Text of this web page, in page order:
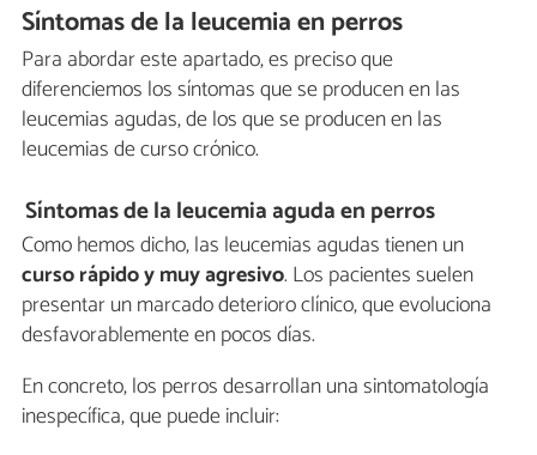
Síntomas de la leucemia en perros
Para abordar este apartado, es preciso que
diferenciemos los síntomas que se producen en las
leucemias agudas, de los que se producen en las
leucemias de curso crónico.
Síntomas de la leucemia aguda en perros
Como hemos dicho, las leucemias agudas tienen un
curso rápido y muy agresivo. Los pacientes suelen
presentar un marcado deterioro clínico, que evoluciona
desfavorablemente en pocos días.
En concreto, los perros desarrollan una sintomatología
inespecífica, que puede incluir: